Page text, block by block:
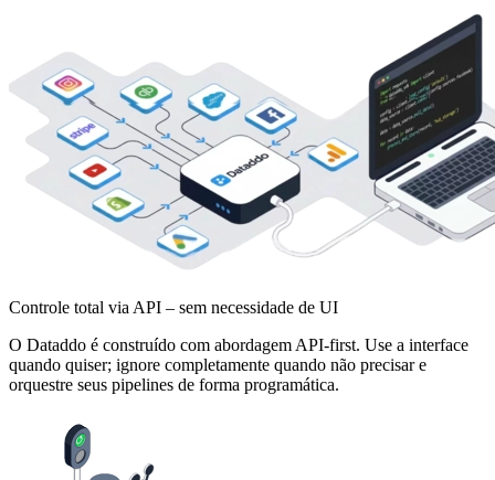
Controle total via API – sem necessidade de UI
O Dataddo é construído com abordagem API-first. Use a interface
quando quiser; ignore completamente quando não precisar e
orquestre seus pipelines de forma programática.